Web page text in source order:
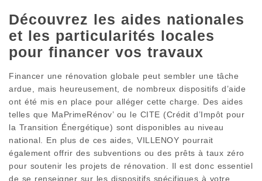
Découvrez les aides nationales
et les particularités locales
pour financer vos travaux
Financer une rénovation globale peut sembler une tâche
ardue, mais heureusement, de nombreux dispositifs d’aide
ont été mis en place pour alléger cette charge. Des aides
telles que MaPrimeRénov’ ou le CITE (Crédit d’Impôt pour
la Transition Énergétique) sont disponibles au niveau
national. En plus de ces aides, VILLENOY pourrait
également offrir des subventions ou des prêts à taux zéro
pour soutenir les projets de rénovation. Il est donc essentiel
de se renseigner sur les dispositifs spécifiques à votre